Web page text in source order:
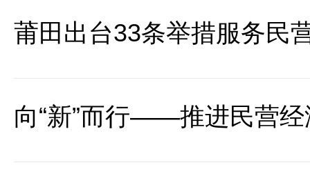
莆田出台33条举措服务民
向“新”而行——推进民营经